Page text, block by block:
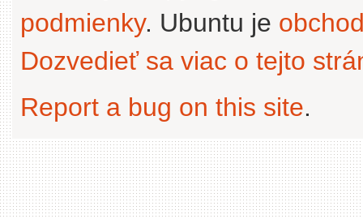
podmienky. Ubuntu je
Dozvedieť sa viac o tejto
Report a bug on this site.